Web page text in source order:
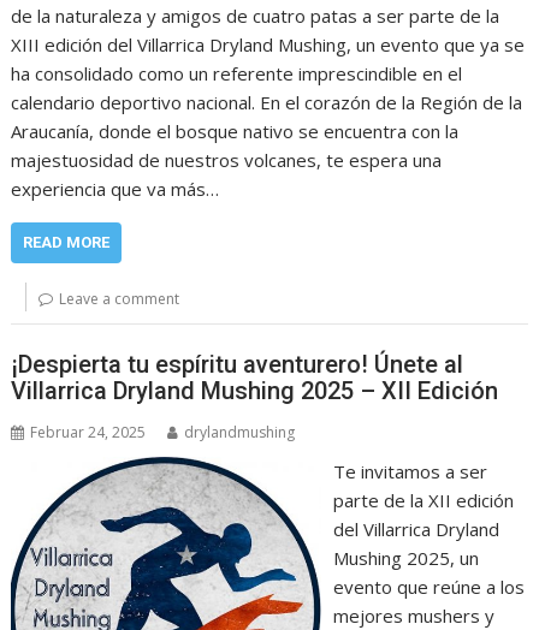
de la naturaleza y amigos de cuatro patas a ser parte de la
XIII edición del Villarrica Dryland Mushing, un evento que ya se
ha consolidado como un referente imprescindible en el
calendario deportivo nacional. En el corazón de la Región de la
Araucanía, donde el bosque nativo se encuentra con la
majestuosidad de nuestros volcanes, te espera una
experiencia que va más…
READ MORE
Leave a comment
¡Despierta tu espíritu aventurero! Únete al
Villarrica Dryland Mushing 2025 – XII Edición
Februar 24, 2025 drylandmushing
Te invitamos a ser
parte de la XII edición
del Villarrica Dryland
Mushing 2025, un
evento que reúne a los
mejores mushers y